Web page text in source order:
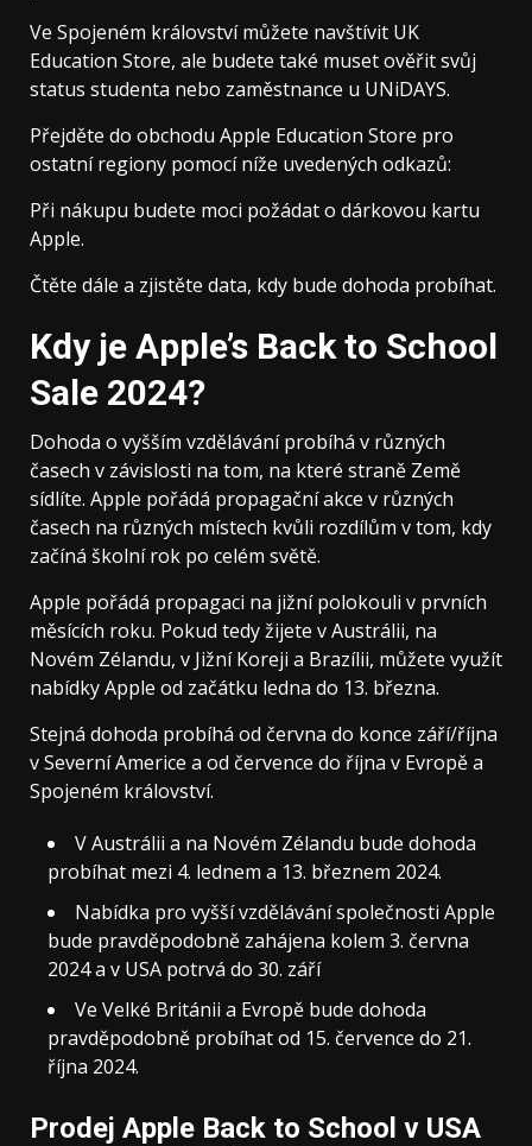
Ve Spojeném království můžete navštívit UK
Education Store, ale budete také muset ověřit svůj
status studenta nebo zaměstnance u UNiDAYS.
Přejděte do obchodu Apple Education Store pro
ostatní regiony pomocí níže uvedených odkazů:
Při nákupu budete moci požádat o dárkovou kartu
Apple.
Čtěte dále a zjistěte data, kdy bude dohoda probíhat.
Kdy je Apple’s Back to School
Sale 2024?
Dohoda o vyšším vzdělávání probíhá v různých
časech v závislosti na tom, na které straně Země
sídlíte. Apple pořádá propagační akce v různých
časech na různých místech kvůli rozdílům v tom, kdy
začíná školní rok po celém světě.
Apple pořádá propagaci na jižní polokouli v prvních
měsících roku. Pokud tedy žijete v Austrálii, na
Novém Zélandu, v Jižní Koreji a Brazílii, můžete využít
nabídky Apple od začátku ledna do 13. března.
Stejná dohoda probíhá od června do konce září/října
v Severní Americe a od července do října v Evropě a
Spojeném království.
V Austrálii a na Novém Zélandu bude dohoda
probíhat mezi 4. lednem a 13. březnem 2024.
Nabídka pro vyšší vzdělávání společnosti Apple
bude pravděpodobně zahájena kolem 3. června
2024 a v USA potrvá do 30. září
Ve Velké Británii a Evropě bude dohoda
pravděpodobně probíhat od 15. července do 21.
října 2024.
Prodej Apple Back to School v USA